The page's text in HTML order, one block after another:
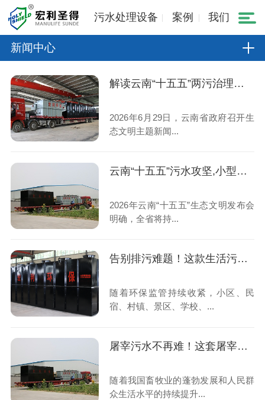
污水处理设备 案例 我们
新闻中心
解读云南“十五五”两污治理规划,小型生活污水处理设备市场机遇
2026年6月29日，云南省政府召开生
态文明主题新闻...
云南“十五五”污水攻坚,小型生活污水处理设备成村镇刚需
2026年云南“十五五”生态文明发布会
明确，全省将持...
告别排污难题！这款生活污水处理设备稳定达标、运维省心
随着环保监管持续收紧，小区、民
宿、村镇、景区、学校、...
屠宰污水不再难！这套屠宰污水处理设备全国上千家屠宰场都在用
随着我国畜牧业的蓬勃发展和人民群
众生活水平的持续提升...